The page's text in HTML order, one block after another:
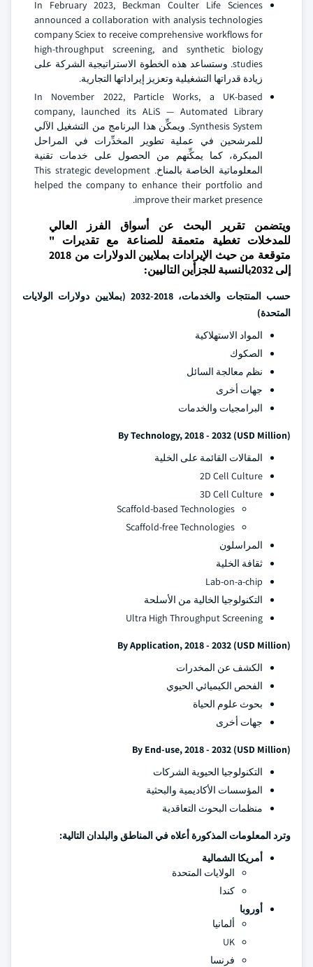
In February 2023, Beckman Coulter Life Sciences
announced a collaboration with analysis technologies
company Sciex to receive comprehensive workflows for
high-throughput screening, and synthetic biology
studies. وستساعد هذه الخطوة الاستراتيجية الشركة على
زيادة قدراتها التشغيلية وتعزيز إيراداتها التجارية.
In November 2022, Particle Works, a UK-based
company, launched its ALiS — Automated Library
Synthesis System. ويمكِّن هذا البرنامج من التشغيل الآلي
للمرشحين في عملية تطوير المخدِّرات في المراحل
المبكرة، كما يمكِّنهم من الحصول على خدمات تقنية
المعلوماتية الخاصة بالمناخ. This strategic development
helped the company to enhance their portfolio and
improve their market presence.
ويتضمن تقرير البحث عن أسواق الفرز العالي
للمدخلات تغطية متعمقة للصناعة مع تقديرات "
متوقعة من حيث الإيرادات بملايين الدولارات من 2018
إلى 2032بالنسبة للجزأين التاليين:
حسب المنتجات والخدمات، 2018-2032 (بملايين دولارات الولايات
المتحدة)
المواد الاستهلاكية
الصكوك
نظم معالجة السائل
جهات أخرى
البرامجيات والخدمات
By Technology, 2018 - 2032 (USD Million)
المقالات القائمة على الخلية
2D Cell Culture
3D Cell Culture
Scaffold-based Technologies
Scaffold-free Technologies
المراسلون
ثقافة الخلية
Lab-on-a-chip
التكنولوجيا الخالية من الأسلحة
Ultra High Throughput Screening
By Application, 2018 - 2032 (USD Million)
الكشف عن المخدرات
الفحص الكيميائي الحيوي
بحوث علوم الحياة
جهات أخرى
By End-use, 2018 - 2032 (USD Million)
التكنولوجيا الحيوية الشركات
المؤسسات الأكاديمية والبحثية
منظمات البحوث التعاقدية
وترد المعلومات المذكورة أعلاه في المناطق والبلدان التالية:
أمريكا الشمالية
الولايات المتحدة
كندا
أوروبا
ألمانيا
UK
فرنسا